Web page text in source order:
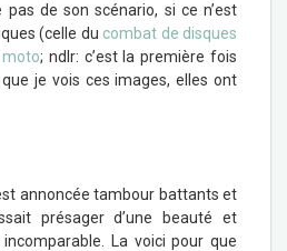
de son scénario, si ce n’est
(celle du combat de disques
moto; ndlr: c’est la première fois
je vois ces images, elles ont
annoncée tambour battants et
présager d’une beauté et
incomparable. La voici pour que